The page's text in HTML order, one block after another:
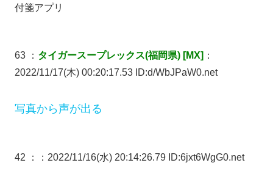
付箋アプリ
63 ： タイガースープレックス(福岡県) [MX] ：
2022/11/17(木) 00:20:17.53 ID:d/WbJPaW0.net
写真から声が出る
42 ： ：2022/11/16(水) 20:14:26.79 ID:6jxt6WgG0.net